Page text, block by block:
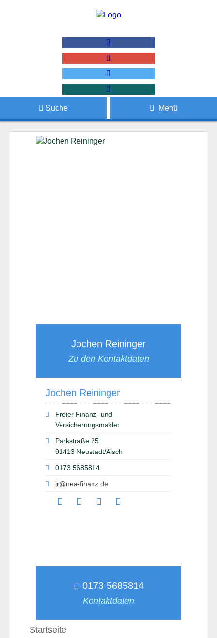
Suche Menü
Jochen Reininger
Zu den Kontaktdaten
Jochen Reininger
Freier Finanz- und
Versicherungsmakler
Parkstraße 25
91413 Neustadt/Aisch
0173 5685814
jr@nea-finanz.de
0173 5685814
Kontaktdaten
Startseite